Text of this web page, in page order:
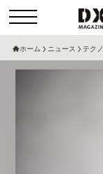
ホーム ニュース テク